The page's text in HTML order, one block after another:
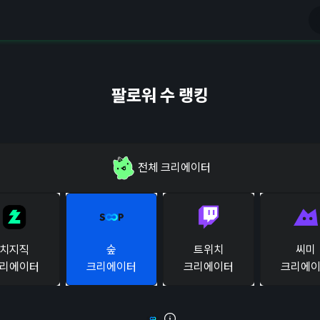
팔로워 수 랭킹
전체 크리에이터
치지직
에이터
숲
크리에이터
트위치
크리에이터
씨미
크리에